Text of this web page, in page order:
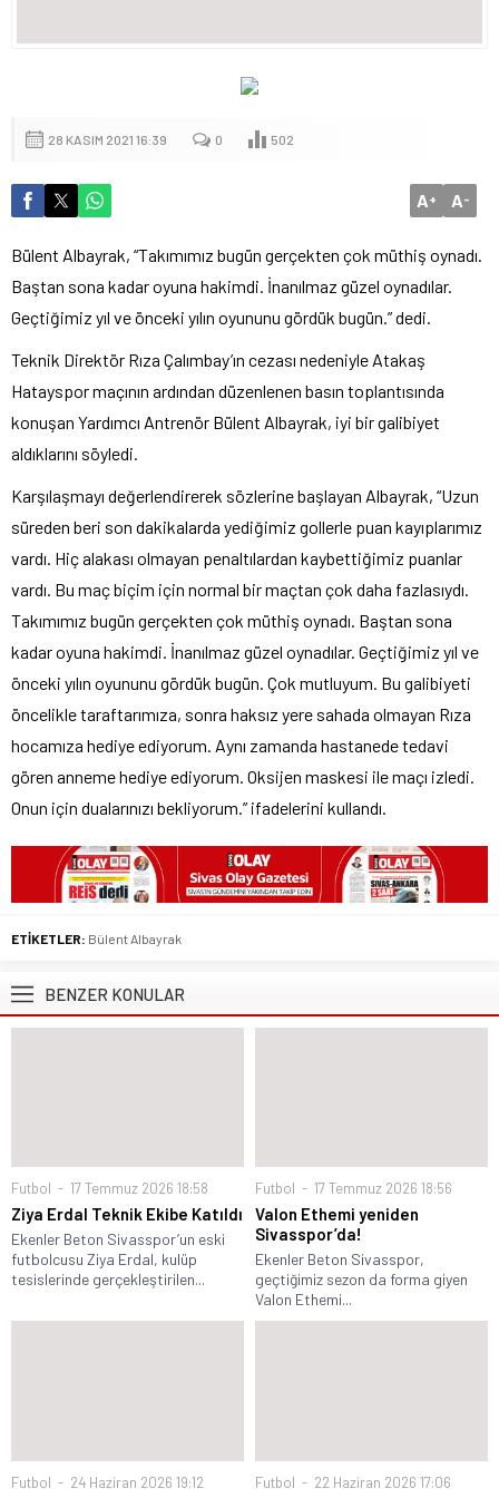
28 KASIM 2021 16:39 0 502
A+ A-
Bülent Albayrak, “Takımımız bugün gerçekten çok müthiş oynadı.
Baştan sona kadar oyuna hakimdi. İnanılmaz güzel oynadılar.
Geçtiğimiz yıl ve önceki yılın oyununu gördük bugün.” dedi.
Teknik Direktör Rıza Çalımbay’ın cezası nedeniyle Atakaş
Hatayspor maçının ardından düzenlenen basın toplantısında
konuşan Yardımcı Antrenör Bülent Albayrak, iyi bir galibiyet
aldıklarını söyledi.
Karşılaşmayı değerlendirerek sözlerine başlayan Albayrak, “Uzun
süreden beri son dakikalarda yediğimiz gollerle puan kayıplarımız
vardı. Hiç alakası olmayan penaltılardan kaybettiğimiz puanlar
vardı. Bu maç biçim için normal bir maçtan çok daha fazlasıydı.
Takımımız bugün gerçekten çok müthiş oynadı. Baştan sona
kadar oyuna hakimdi. İnanılmaz güzel oynadılar. Geçtiğimiz yıl ve
önceki yılın oyununu gördük bugün. Çok mutluyum. Bu galibiyeti
öncelikle taraftarımıza, sonra haksız yere sahada olmayan Rıza
hocamıza hediye ediyorum. Aynı zamanda hastanede tedavi
gören anneme hediye ediyorum. Oksijen maskesi ile maçı izledi.
Onun için dualarınızı bekliyorum.” ifadelerini kullandı.
ETİKETLER: Bülent Albayrak
BENZER KONULAR
Futbol 17 Temmuz 2026 18:58
Ziya Erdal Teknik Ekibe Katıldı
Ekenler Beton Sivasspor’un eski
futbolcusu Ziya Erdal, kulüp
tesislerinde gerçekleştirilen...
Futbol 17 Temmuz 2026 18:56
Valon Ethemi yeniden
Sivasspor’da!
Ekenler Beton Sivasspor,
geçtiğimiz sezon da forma giyen
Valon Ethemi...
Futbol 24 Haziran 2026 19:12 Futbol 22 Haziran 2026 17:06